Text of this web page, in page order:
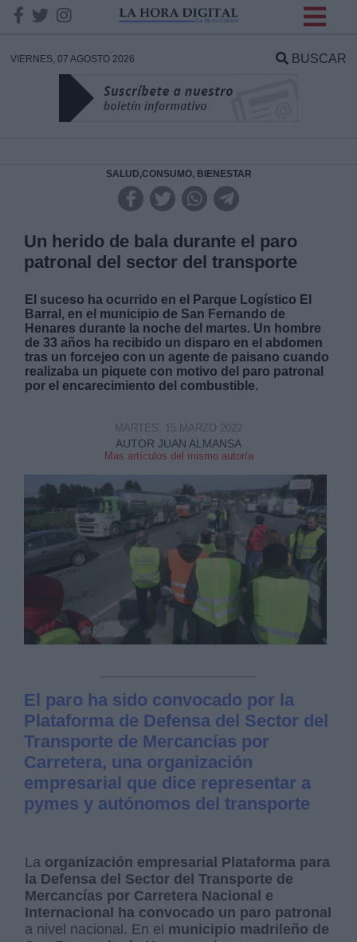
VIERNES, 07 AGOSTO 2026 BUSCAR
SALUD,CONSUMO, BIENESTAR
Un herido de bala durante el paro
patronal del sector del transporte
El suceso ha ocurrido en el Parque Logístico El
Barral, en el municipio de San Fernando de
Henares durante la noche del martes. Un hombre
de 33 años ha recibido un disparo en el abdomen
tras un forcejeo con un agente de paisano cuando
realizaba un piquete con motivo del paro patronal
por el encarecimiento del combustible.
AUTOR JUAN ALMANSA
Mas artículos del mismo autor/a
MARTES, 15 MARZO 2022
El paro ha sido convocado por la
Plataforma de Defensa del Sector del
Transporte de Mercancías por
Carretera, una organización
empresarial que dice representar a
pymes y autónomos del transporte
La organización empresarial Plataforma para
la Defensa del Sector del Transporte de
Mercancías por Carretera Nacional e
Internacional ha convocado un paro patronal
a nivel nacional. En el municipio madrileño de
DATOS
Responsable:
Destinatarios:
link
Información adicional